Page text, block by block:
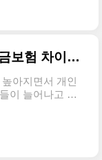
수 있고, 추가 혜
일리지 할인부터
지 모든 할인 혜
보험료를 줄일
할인 조합을 찾
가족 구성에 따
크게 달라지니
대 46% 보험료
약은 자동차보험
개인연금 추천 비교: 연금저축 연금보험 차이점, 세액공제 혜택
아지면서 개인
이 늘어나고 있
연금보험 중 어
공제 혜택은 어
텐데요.안녕하
든 것을 한 번에